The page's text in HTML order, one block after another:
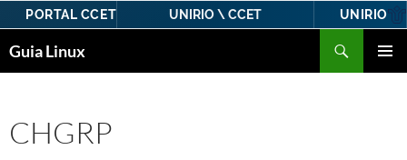
PORTAL CCET UNIRIO \ CCET UNIRIO
para
Guia Linux
CHGRP